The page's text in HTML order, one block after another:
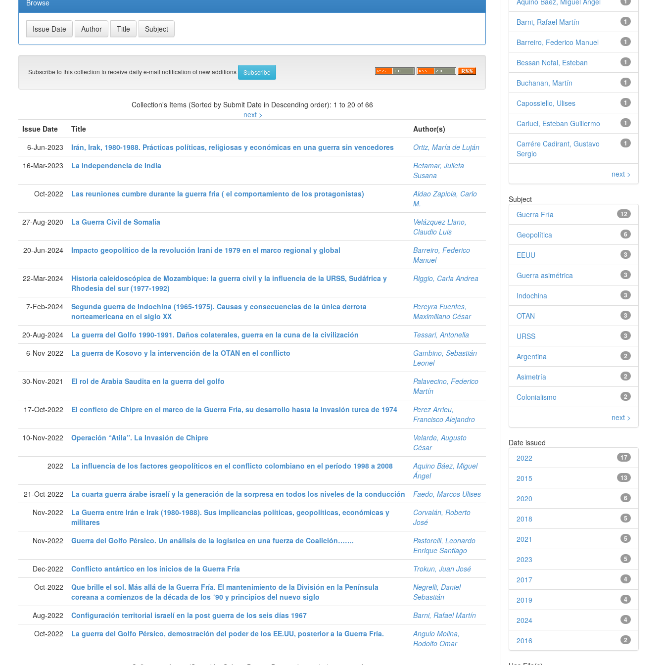
Browse
Subscribe to this collection to receive daily e-mail notification of new additions
Collection's Items (Sorted by Submit Date in Descending order): 1 to 20 of 66
next >
Issue Date
Title
Author(s)
6-Jun-2023
Irán, Irak, 1980-1988. Prácticas políticas, religiosas y económicas en una guerra sin vencedores
Ortiz, María de Luján
16-Mar-2023
La independencia de India
Retamar, Julieta
Susana
Oct-2022
Las reuniones cumbre durante la guerra fria ( el comportamiento de los protagonistas)
Aldao Zapiola, Carlo
M.
27-Aug-2020
La Guerra Civil de Somalia
Velázquez Llano,
Claudio Luis
20-Jun-2024
Impacto geopolítico de la revolución Iraní de 1979 en el marco regional y global
Barreiro, Federico
Manuel
22-Mar-2024
Historia caleidoscópica de Mozambique: la guerra civil y la influencia de la URSS, Sudáfrica y
Rhodesia del sur (1977-1992)
Riggio, Carla Andrea
7-Feb-2024
Segunda guerra de Indochina (1965-1975). Causas y consecuencias de la única derrota
norteamericana en el siglo XX
Pereyra Fuentes,
Maximiliano César
20-Aug-2024
La guerra del Golfo 1990-1991. Daños colaterales, guerra en la cuna de la civilización
Tessari, Antonella
6-Nov-2022
La guerra de Kosovo y la intervención de la OTAN en el conflicto
Gambino, Sebastián
Leonel
30-Nov-2021
El rol de Arabia Saudita en la guerra del golfo
Palavecino, Federico
Martín
17-Oct-2022
El conficto de Chipre en el marco de la Guerra Fría, su desarrollo hasta la invasión turca de 1974
Perez Arrieu,
Francisco Alejandro
10-Nov-2022
Operación “Atila”. La Invasión de Chipre
Velarde, Augusto
César
2022
La influencia de los factores geopolíticos en el conflicto colombiano en el período 1998 a 2008
Aquino Báez, Miguel
Ángel
21-Oct-2022
La cuarta guerra árabe israelí y la generación de la sorpresa en todos los niveles de la conducción
Faedo, Marcos Ulises
Nov-2022
La Guerra entre Irán e Irak (1980-1988). Sus implicancias políticas, geopolíticas, económicas y
militares
Corvalán, Roberto
José
Nov-2022
Guerra del Golfo Pérsico. Un análisis de la logística en una fuerza de Coalición…….
Pastorelli, Leonardo
Enrique Santiago
Dec-2022
Conflicto antártico en los inicios de la Guerra Fría
Trokun, Juan José
Oct-2022
Que brille el sol. Más allá de la Guerra Fría. El mantenimiento de la División en la Península
coreana a comienzos de la década de los ´90 y principios del nuevo siglo
Negrelli, Daniel
Sebastián
Aug-2022
Configuración territorial israelí en la post guerra de los seis días 1967
Barni, Rafael Martín
Oct-2022
La guerra del Golfo Pérsico, demostración del poder de los EE.UU, posterior a la Guerra Fría.
Angulo Molina,
Rodolfo Omar
1
Barni, Rafael Martín
1
Barreiro, Federico Manuel
1
Bessan Nofal, Esteban
1
Buchanan, Martín
1
Capossiello, Ulises
1
Carluci, Esteban Guillermo
1
Carrére Cadirant, Gustavo
Sergio
next >
Subject
12
Guerra Fría
6
Geopolítica
3
EEUU
3
Guerra asimétrica
3
Indochina
3
OTAN
3
URSS
2
Argentina
2
Asimetría
2
Colonialismo
next >
Date issued
17
2022
13
2015
6
2020
5
2018
5
2021
5
2023
4
2017
4
2019
4
2024
2
2016